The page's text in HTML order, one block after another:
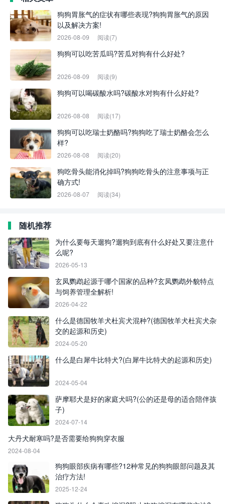
狗狗胃胀气的症状有哪些表现?狗狗胃胀气的原因
以及解决方案!
2026-08-09 阅读(7)
狗狗可以吃苦瓜吗?苦瓜对狗有什么好处?
2026-08-09 阅读(9)
狗狗可以喝碳酸水吗?碳酸水对狗有什么好处?
2026-08-08 阅读(17)
狗狗可以吃瑞士奶酪吗?狗狗吃了瑞士奶酪会怎么
样?
2026-08-08 阅读(20)
狗吃骨头能消化掉吗?狗狗吃骨头的注意事项与正
确方式!
2026-08-07 阅读(34)
随机推荐
为什么要每天遛狗?遛狗到底有什么好处又要注意什
么呢?
2026-05-13
玄凤鹦鹉起源于哪个国家的品种?玄凤鹦鹉外貌特点
与饲养管理全解析!
2026-04-22
什么是德国牧羊犬杜宾犬混种?(德国牧羊犬杜宾犬杂
交的起源和历史)
2024-05-20
什么是白犀牛比特犬?(白犀牛比特犬的起源和历史)
2024-05-04
萨摩耶犬是好的家庭犬吗?(公的还是母的适合陪伴孩
子)
2024-07-14
大丹犬耐寒吗?是否需要给狗狗穿衣服
2024-08-04
狗狗眼部疾病有哪些?12种常见的狗狗眼部问题及其
治疗方法!
2025-12-24